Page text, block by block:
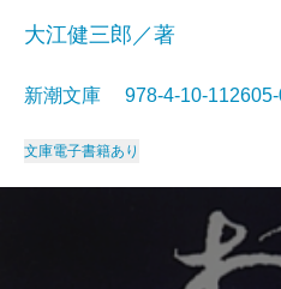
大江健三郎／著
新潮文庫 978-4-10-
文庫電子書籍あり